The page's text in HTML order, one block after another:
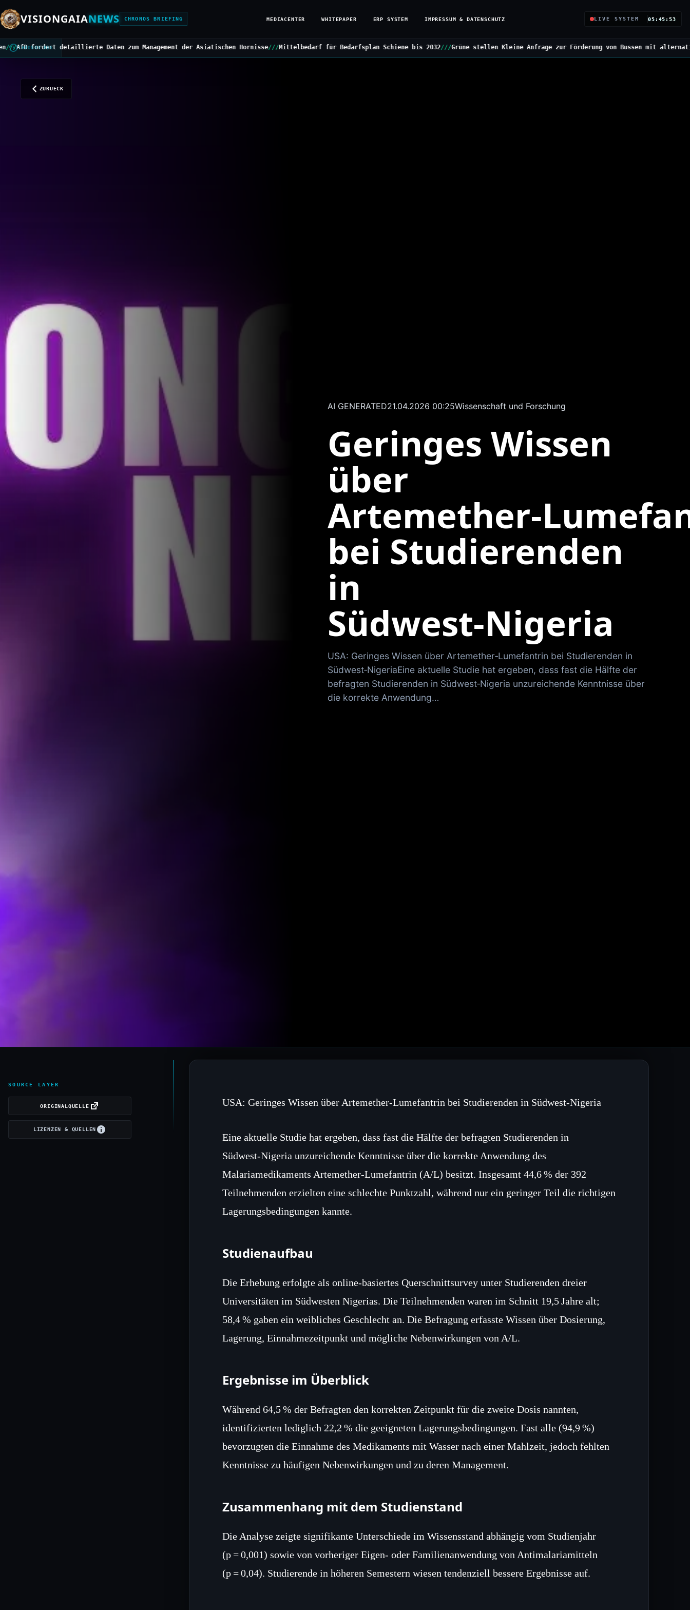
VISIONGAIANEWS CHRONOS BRIEFING MEDIACENTER WHITEPAPER ERP SYSTEM IMPRESSUM & DATENSCHUTZ LIVE SYSTEM 05:45:54
CHRONOS BUS
Daten zum Management der Asiatischen Hornisse///Mittelbedarf für Bedarfsplan Schiene bis 2032///Grüne stellen Kleine Anfrage zur Förderung von Bussen mit alternativen Antrieben///
ZURUECK
AI GENERATED21.04.2026 00:25Wissenschaft und Forschung
Geringes Wissen
über
bei Studierenden
in
Südwest‑Nigeria
USA: Geringes Wissen über Artemether‑Lumefantrin bei Studierenden in
Südwest‑NigeriaEine aktuelle Studie hat ergeben, dass fast die Hälfte der
befragten Studierenden in Südwest‑Nigeria unzureichende Kenntnisse über
die korrekte Anwendung…
SOURCE LAYER
ORIGINALQUELLE
LIZENZEN & QUELLEN
USA: Geringes Wissen über Artemether‑Lumefantrin bei Studierenden in Südwest‑Nigeria
Eine aktuelle Studie hat ergeben, dass fast die Hälfte der befragten Studierenden in
Südwest‑Nigeria unzureichende Kenntnisse über die korrekte Anwendung des
Malariamedikaments Artemether‑Lumefantrin (A/L) besitzt. Insgesamt 44,6 % der 392
Teilnehmenden erzielten eine schlechte Punktzahl, während nur ein geringer Teil die richtigen
Lagerungsbedingungen kannte.
Studienaufbau
Die Erhebung erfolgte als online‑basiertes Querschnittsurvey unter Studierenden dreier
Universitäten im Südwesten Nigerias. Die Teilnehmenden waren im Schnitt 19,5 Jahre alt;
58,4 % gaben ein weibliches Geschlecht an. Die Befragung erfasste Wissen über Dosierung,
Lagerung, Einnahmezeitpunkt und mögliche Nebenwirkungen von A/L.
Ergebnisse im Überblick
Während 64,5 % der Befragten den korrekten Zeitpunkt für die zweite Dosis nannten,
identifizierten lediglich 22,2 % die geeigneten Lagerungsbedingungen. Fast alle (94,9 %)
bevorzugten die Einnahme des Medikaments mit Wasser nach einer Mahlzeit, jedoch fehlten
Kenntnisse zu häufigen Nebenwirkungen und zu deren Management.
Zusammenhang mit dem Studienstand
Die Analyse zeigte signifikante Unterschiede im Wissensstand abhängig vom Studienjahr
(p = 0,001) sowie von vorheriger Eigen‑ oder Familienanwendung von Antimalariamitteln
(p = 0,04). Studierende in höheren Semestern wiesen tendenziell bessere Ergebnisse auf.